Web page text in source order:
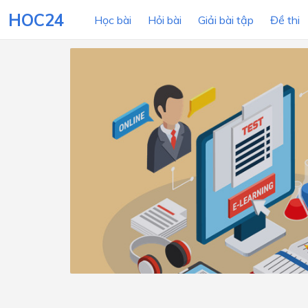
HOC24 Học bài Hỏi bài Giải bài tập Đề thi
LỚP HỌC
Lớp 12
Lớp 8
Lớp 7